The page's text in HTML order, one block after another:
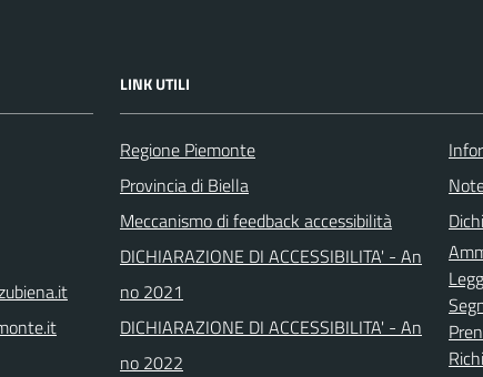
LINK UTILI
Regione Piemonte
Provincia di Biella
Meccanismo di feedback accessibilità
DICHIARAZIONE DI ACCESSIBILITA' - An
no 2021
DICHIARAZIONE DI ACCESSIBILITA' - An
no 2022